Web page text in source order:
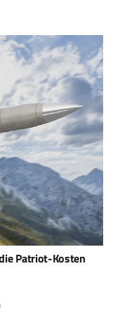
Patriot-Kosten